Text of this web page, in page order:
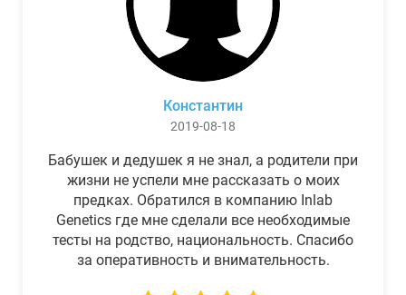
Константин
2019-08-18
Бабушек и дедушек я не знал, а родители при
жизни не успели мне рассказать о моих
предках. Обратился в компанию Inlab
Genetics где мне сделали все необходимые
тесты на родство, национальность. Спасибо
за оперативность и внимательность.